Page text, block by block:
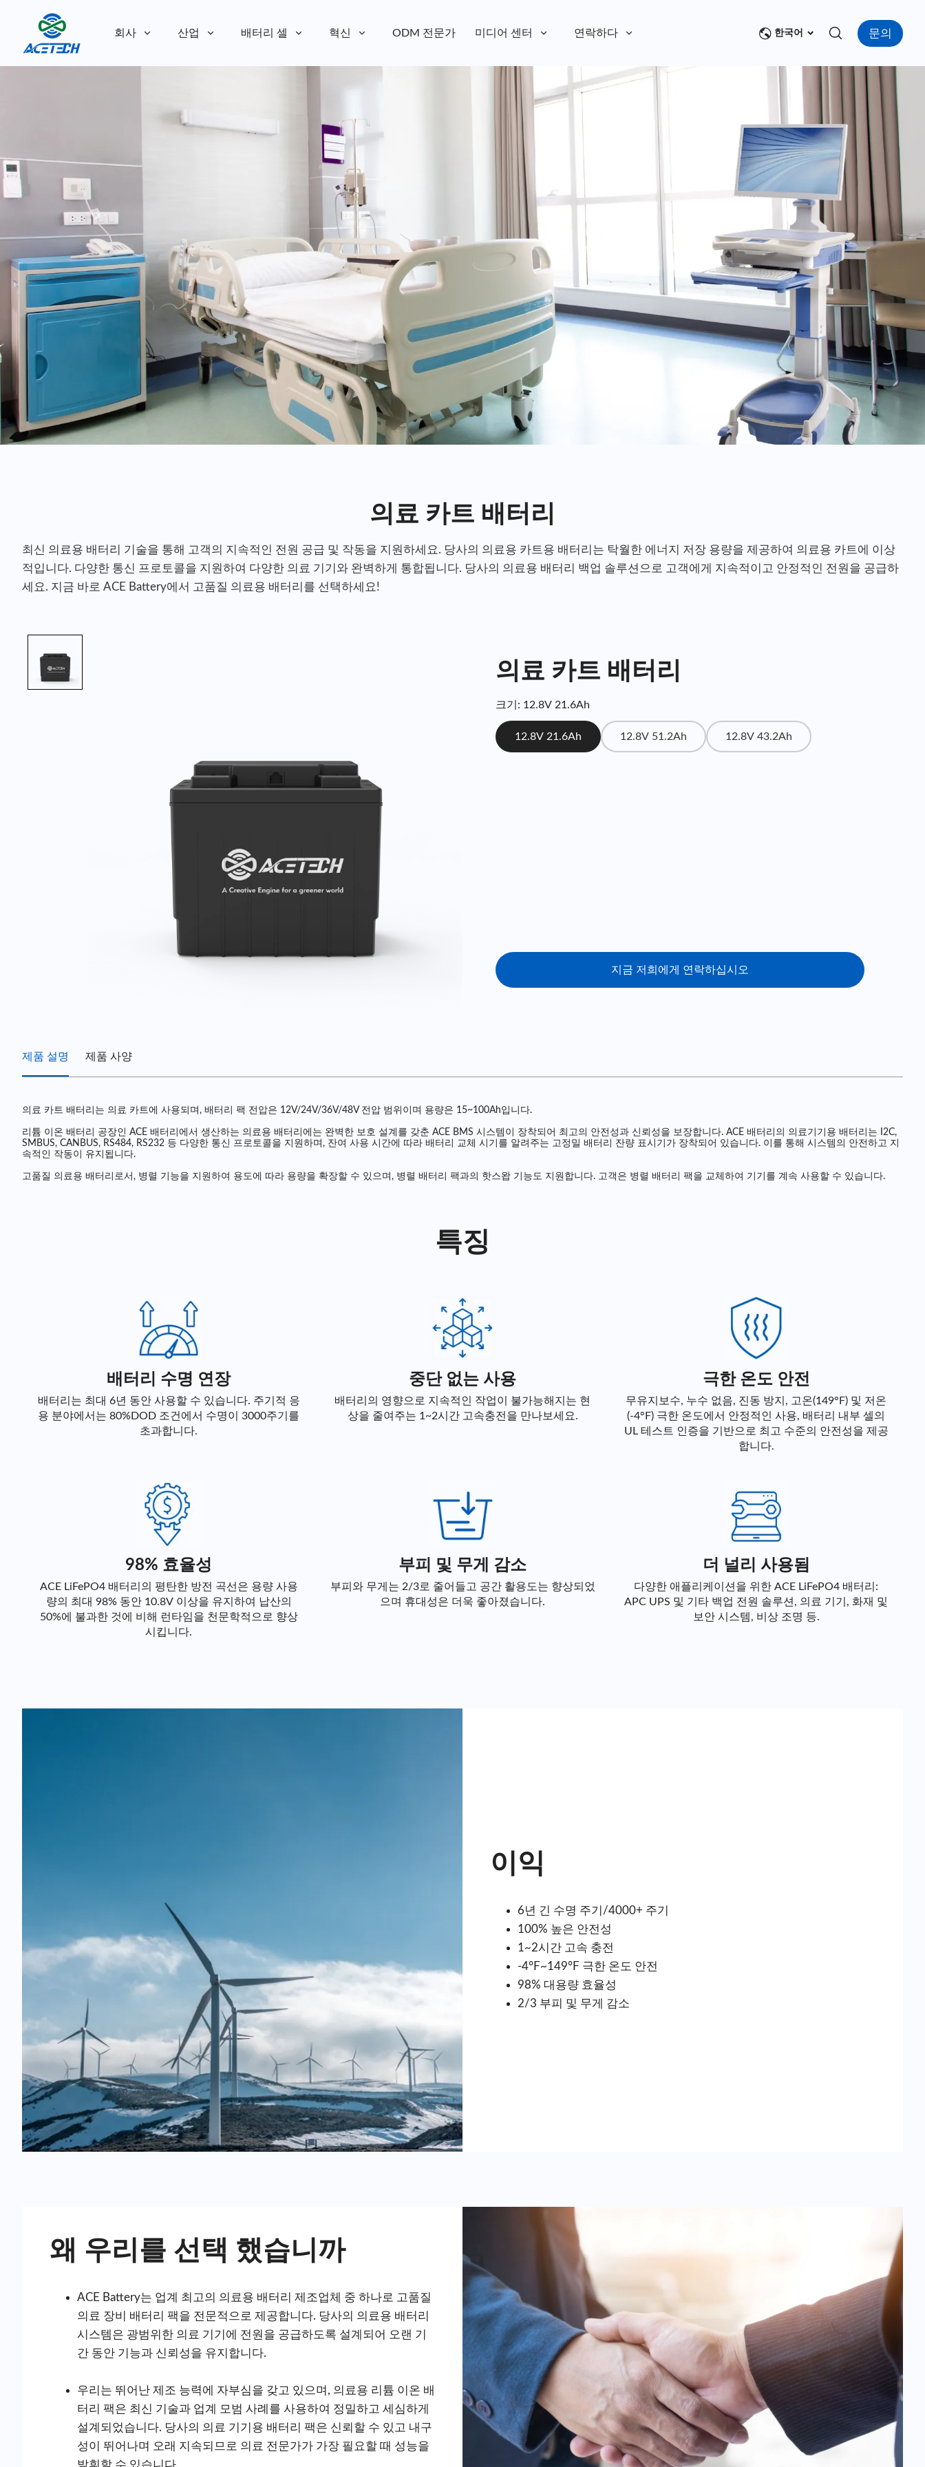
회사 산업 배터리 셀 혁신 ODM 전문가 미디어 센터 연락하다 한국어 문의
의료 카트 배터리
최신 의료용 배터리 기술을 통해 고객의 지속적인 전원 공급 및 작동을 지원하세요. 당사의 의료용 카트용 배터리는 탁월한 에너지 저장 용량을 제공하여 의료용 카트에 이상
적입니다. 다양한 통신 프로토콜을 지원하여 다양한 의료 기기와 완벽하게 통합됩니다. 당사의 의료용 배터리 백업 솔루션으로 고객에게 지속적이고 안정적인 전원을 공급하
세요. 지금 바로 ACE Battery에서 고품질 의료용 배터리를 선택하세요!
의료 카트 배터리
크기: 12.8V 21.6Ah
12.8V 21.6Ah 12.8V 51.2Ah 12.8V 43.2Ah
지금 저희에게 연락하십시오
제품 설명 제품 사양
의료 카트 배터리는 의료 카트에 사용되며, 배터리 팩 전압은 12V/24V/36V/48V 전압 범위이며 용량은 15~100Ah입니다.
리튬 이온 배터리 공장인 ACE 배터리에서 생산하는 의료용 배터리에는 완벽한 보호 설계를 갖춘 ACE BMS 시스템이 장착되어 최고의 안전성과 신뢰성을 보장합니다. ACE 배터리의 의료기기용 배터리는 I2C,
SMBUS, CANBUS, RS484, RS232 등 다양한 통신 프로토콜을 지원하며, 잔여 사용 시간에 따라 배터리 교체 시기를 알려주는 고정밀 배터리 잔량 표시기가 장착되어 있습니다. 이를 통해 시스템의 안전하고 지
속적인 작동이 유지됩니다.
고품질 의료용 배터리로서, 병렬 기능을 지원하여 용도에 따라 용량을 확장할 수 있으며, 병렬 배터리 팩과의 핫스왑 기능도 지원합니다. 고객은 병렬 배터리 팩을 교체하여 기기를 계속 사용할 수 있습니다.
특징
배터리 수명 연장
배터리는 최대 6년 동안 사용할 수 있습니다. 주기적 응
용 분야에서는 80%DOD 조건에서 수명이 3000주기를
초과합니다.
중단 없는 사용
배터리의 영향으로 지속적인 작업이 불가능해지는 현
상을 줄여주는 1~2시간 고속충전을 만나보세요.
극한 온도 안전
무유지보수, 누수 없음, 진동 방지, 고온(149°F) 및 저온
(-4°F) 극한 온도에서 안정적인 사용, 배터리 내부 셀의
UL 테스트 인증을 기반으로 최고 수준의 안전성을 제공
합니다.
98% 효율성
ACE LiFePO4 배터리의 평탄한 방전 곡선은 용량 사용
량의 최대 98% 동안 10.8V 이상을 유지하여 납산의
50%에 불과한 것에 비해 런타임을 천문학적으로 향상
시킵니다.
부피 및 무게 감소
부피와 무게는 2/3로 줄어들고 공간 활용도는 향상되었
으며 휴대성은 더욱 좋아졌습니다.
더 널리 사용됨
다양한 애플리케이션을 위한 ACE LiFePO4 배터리:
APC UPS 및 기타 백업 전원 솔루션, 의료 기기, 화재 및
보안 시스템, 비상 조명 등.
이익
6년 긴 수명 주기/4000+ 주기
100% 높은 안전성
1~2시간 고속 충전
-4°F~149°F 극한 온도 안전
98% 대용량 효율성
2/3 부피 및 무게 감소
왜 우리를 선택 했습니까
ACE Battery는 업계 최고의 의료용 배터리 제조업체 중 하나로 고품질
의료 장비 배터리 팩을 전문적으로 제공합니다. 당사의 의료용 배터리
시스템은 광범위한 의료 기기에 전원을 공급하도록 설계되어 오랜 기
간 동안 기능과 신뢰성을 유지합니다.
우리는 뛰어난 제조 능력에 자부심을 갖고 있으며, 의료용 리튬 이온 배
터리 팩은 최신 기술과 업계 모범 사례를 사용하여 정밀하고 세심하게
설계되었습니다. 당사의 의료 기기용 배터리 팩은 신뢰할 수 있고 내구
성이 뛰어나며 오래 지속되므로 의료 전문가가 가장 필요할 때 성능을